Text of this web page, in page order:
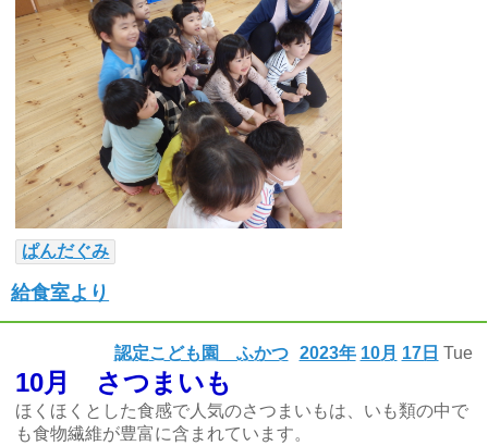
ぱんだぐみ
給食室より
2023年 10月 17日 Tue
認定こども園 ふかつ
10月 さつまいも
ほくほくとした食感で人気のさつまいもは、いも類の中で
も食物繊維が豊富に含まれています。